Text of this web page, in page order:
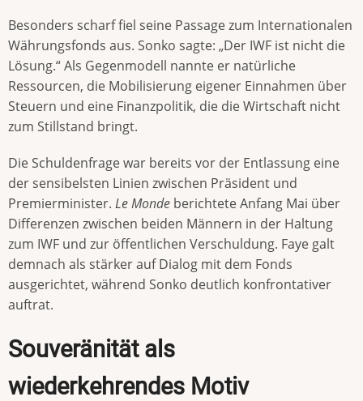
Besonders scharf fiel seine Passage zum Internationalen
Währungsfonds aus. Sonko sagte: „Der IWF ist nicht die
Lösung.“ Als Gegenmodell nannte er natürliche
Ressourcen, die Mobilisierung eigener Einnahmen über
Steuern und eine Finanzpolitik, die die Wirtschaft nicht
zum Stillstand bringt.
Die Schuldenfrage war bereits vor der Entlassung eine
der sensibelsten Linien zwischen Präsident und
Premierminister. Le Monde berichtete Anfang Mai über
Differenzen zwischen beiden Männern in der Haltung
zum IWF und zur öffentlichen Verschuldung. Faye galt
demnach als stärker auf Dialog mit dem Fonds
ausgerichtet, während Sonko deutlich konfrontativer
auftrat.
Souveränität als
wiederkehrendes Motiv